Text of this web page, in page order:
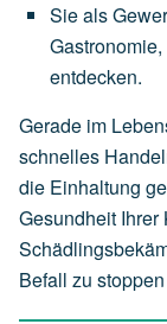
Sieals
Gastronomie,
entdecken.
Gerade im
schnelles
die Einhaltung
Gesundheit
Befall zu